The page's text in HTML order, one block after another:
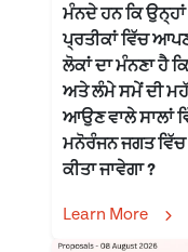
ਮੰਨਦੇ ਹਨ ਕਿ
ਪ੍ਰਤੀਕਾਂ ਵਿੱਚ
ਲੋਕਾਂ ਦਾ ਮੰਨਣਾ ਹੈ
ਅਤੇ ਲੰਮੇ ਸਮੇਂ ਦੀ
ਆਉਣ ਵਾਲੇ ਸਾਲਾਂ
ਮਨੋਰੰਜਨ ਜਗਤ ਵਿੱਚ
ਕੀਤਾ ਜਾਵੇਗਾ ?
Learn More